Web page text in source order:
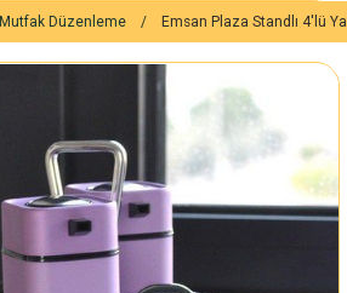
Mutfak Düzenleme Emsan Plaza Standlı 4'lü